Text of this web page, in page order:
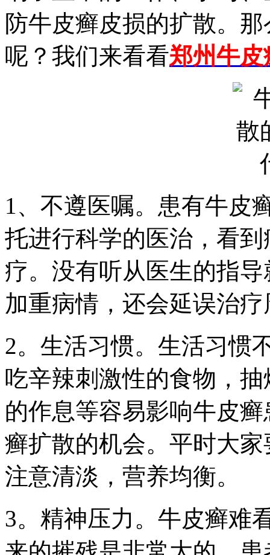
防牛皮癣皮损的扩散。
呢？我们来看看郑州牛皮
1、不遵医嘱。患有牛皮
托进行科学的医治，看
疗。没有听从医生的指
加重病情，还会延误治
2。生活习惯。生活习惯
吃辛辣刺激性的食物，
的作息等容易影响牛皮
癣扩散的机会。平时大
注意清淡，营养均衡。
3。精神压力。牛皮癣难